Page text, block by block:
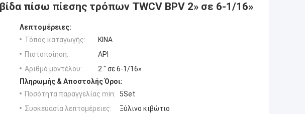
πίσω πίεσης τρόπων TWCV BPV 2» σε 6-1/16»
Λεπτομέρειες:
Τόπος καταγωγής:
ΚΙΝΑ
Πιστοποίηση:
API
Αριθμό μοντέλου:
2 " σε 6-1/16»
Πληρωμής & Αποστολής Όροι:
Ποσότητα παραγγελίας min:
5Set
Συσκευασία λεπτομέρειες:
Ξύλινο κιβώτιο